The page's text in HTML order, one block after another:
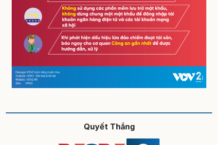
Quyết Thắng